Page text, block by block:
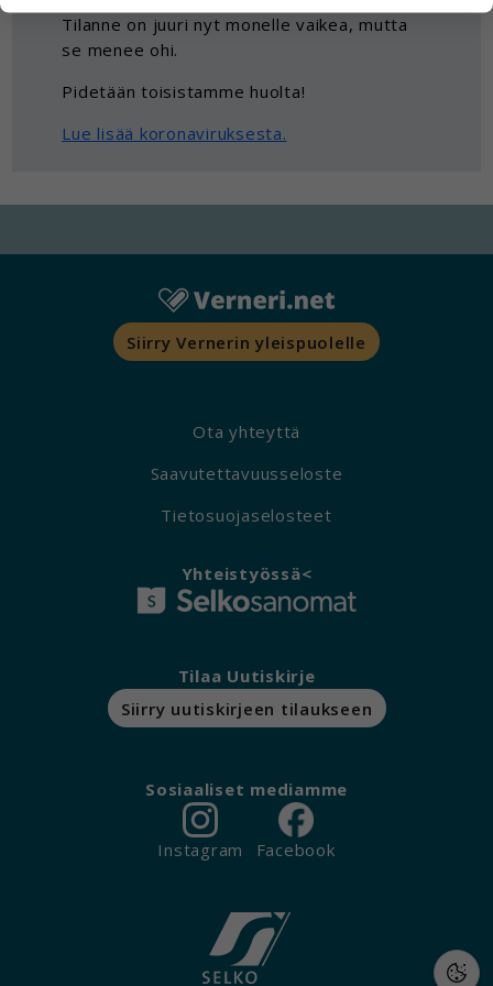
Tilanne on juuri nyt monelle vaikea, mutta
se menee ohi.
Pidetään toisistamme huolta!
Lue lisää koronaviruksesta.
Siirry Vernerin yleispuolelle
Ota yhteyttä
Saavutettavuusseloste
Tietosuojaselosteet
Yhteistyössä<
Tilaa Uutiskirje
Siirry uutiskirjeen tilaukseen
Sosiaaliset mediamme
Instagram Facebook
kuitenkaan kerää henkilötietoja kuten nimiä,
eikä tietoja voi yhdistää yksittäiseen käyttäjään.
käytön.